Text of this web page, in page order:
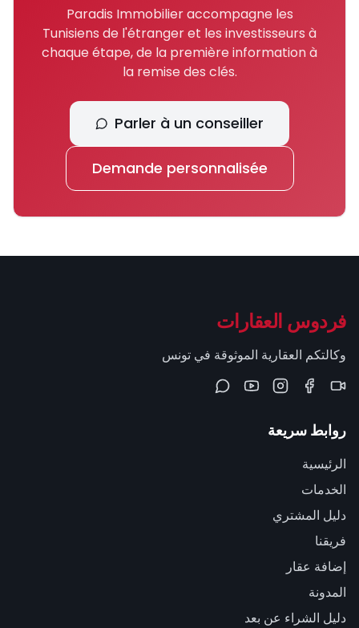
Paradis Immobilier accompagne les
Tunisiens de l'étranger et les investisseurs à
chaque étape, de la première information à
la remise des clés.
Parler à un conseiller
Demande personnalisée
فردوس العقارات
وكالتكم العقارية الموثوقة في تونس
روابط سريعة
الرئيسية
الخدمات
دليل المشتري
فريقنا
إضافة عقار
المدونة
دليل الشراء عن بعد